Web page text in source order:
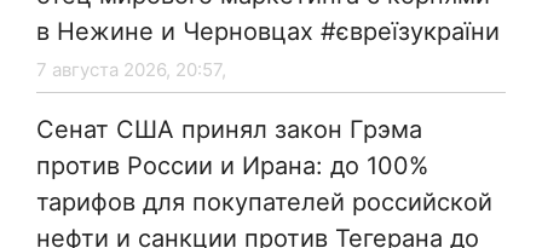
в Нежине и Черновцах #євреїзукраїни
7 августа 2026, 20:57,
Сенат США принял закон Грэма
против России и Ирана: до 100%
тарифов для покупателей российской
нефти и санкции против Тегерана до